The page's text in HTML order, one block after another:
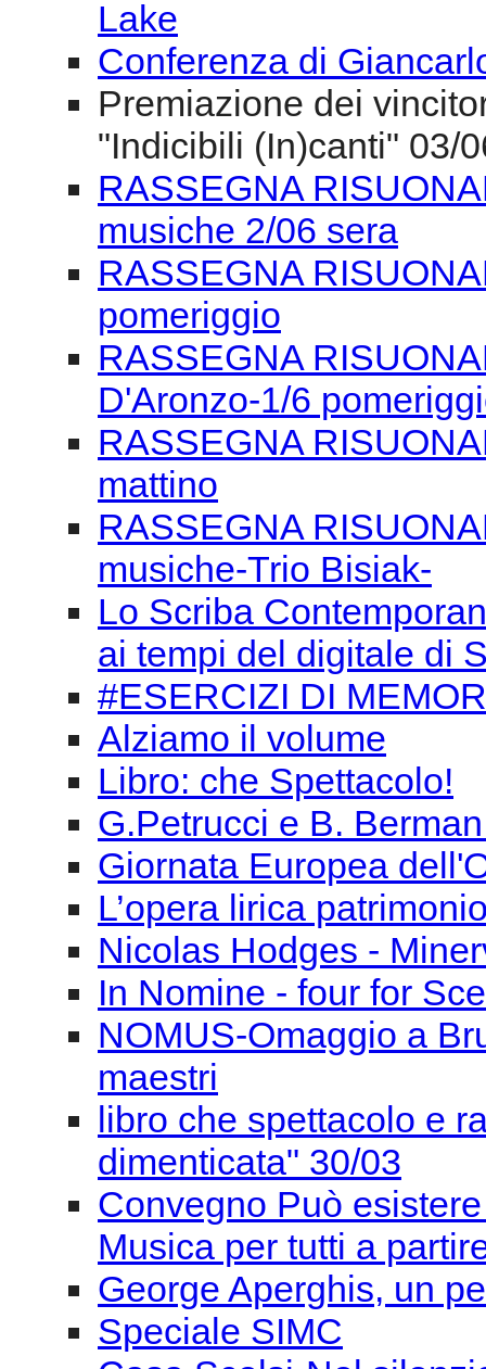
Lake
Conferenza di
Premiazione dei
"Indicibili (In)canti" 03/
RASSEGNA
musiche 2/06 sera
RASSEGNA
pomeriggio
RASSEGNA
D'Aronzo-1/6
RASSEGNA
mattino
RASSEGNA
musiche-Trio Bisiak-
Lo Scriba
ai tempi del digitale di
#ESERCIZI DI
Alziamo il volume
Libro: che Spettacolo!
G.Petrucci e B.
Giornata Europea
L’opera lirica
Nicolas Hodges -
In Nomine - four for
NOMUS-Omaggio a
maestri
libro che spettacolo e
dimenticata" 30/03
Convegno Può
Musica per tutti a
George Aperghis, un
Speciale SIMC